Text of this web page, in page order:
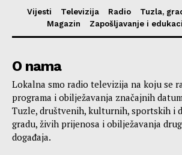
Vijesti Televizija Radio Tuzla,
Magazin
Zapošljavanje i
O nama
Lokalna smo radio televizija na koju se
programa i obilježavanja značajnih
Tuzle, društvenih, kulturnih, sportskih i
gradu, živih prijenosa i obilježavanja
događaja.